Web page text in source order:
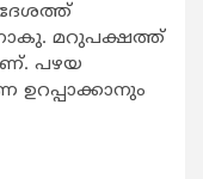
മറുപക്ഷത്ത്
പഴയ
ഉറപ്പാക്കാനും